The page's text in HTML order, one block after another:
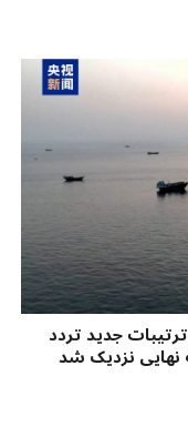
جدید تردد
نهایی نزدیک شد